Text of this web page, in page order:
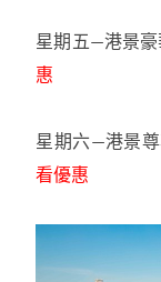
星期五—港景豪
惠
星期六—港景
看優惠